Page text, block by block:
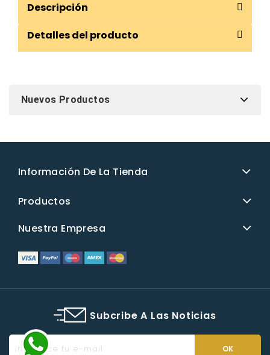
Descripción
Detalles del producto
Nuevos Productos
Información De La Tienda
Productos
Nuestra Empresa
Subcribe A Las Noticias